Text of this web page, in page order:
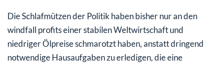
Die Schlafmützen der Politik haben bisher nur an den
windfall profits einer stabilen Weltwirtschaft und
niedriger Ölpreise schmarotzt haben, anstatt dringend
notwendige Hausaufgaben zu erledigen, die eine